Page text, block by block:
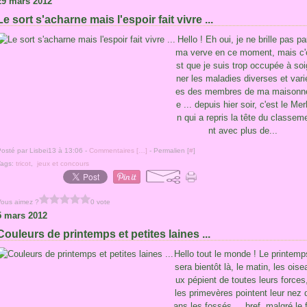
sort s'acharne mais l'espoir fait vivre ...
Hello ! Eh oui, je ne brille pas
ma verve en ce moment, mais
st que je suis trop occupée à
ner les maladies diverses et
es des membres de ma
e ... depuis hier soir, c'est le
n qui a repris la tête du
nt avec plus de...
par Lisbei13 à 13:06 - Commentaires [ ] - Permalien [#]
tricot jeux et concours
aimez ? 0 vote
mars 2012
de printemps et petites laines ...
Hello tout le monde ! Le
sera bientôt là, le matin, les
ux pépient de toutes leurs forces,
les primevères pointent leur nez